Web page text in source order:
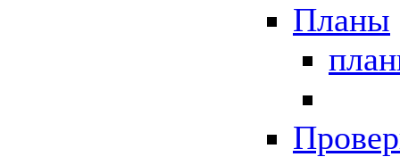
Планы